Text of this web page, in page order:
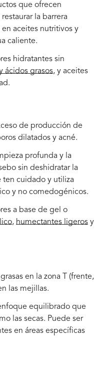
que ofrecen
la barrera
aceites nutritivos y
caliente.
hidratantes sin
ácidos grasos, y aceites
.
de producción de
dilatados y acné.
profunda y la
sin deshidratar la
ten cuidado y utiliza
y no comedogénicos.
a base de gel o
, humectantes ligeros y
en la zona T (frente,
las mejillas.
equilibrado que
las secas. Puede ser
en áreas específicas